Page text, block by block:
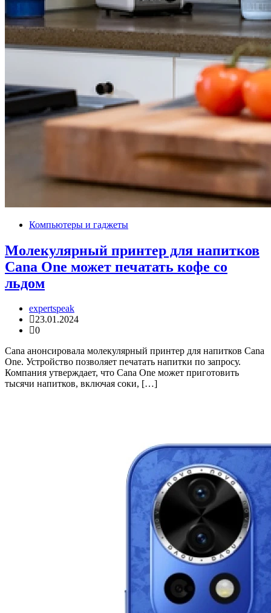
Компьютеры и гаджеты
Молекулярный принтер для напитков
Cana One может печатать кофе со
льдом
expertspeak
23.01.2024
0
Cana анонсировала молекулярный принтер для напитков Cana
One. Устройство позволяет печатать напитки по запросу.
Компания утверждает, что Cana One может приготовить
тысячи напитков, включая соки, […]